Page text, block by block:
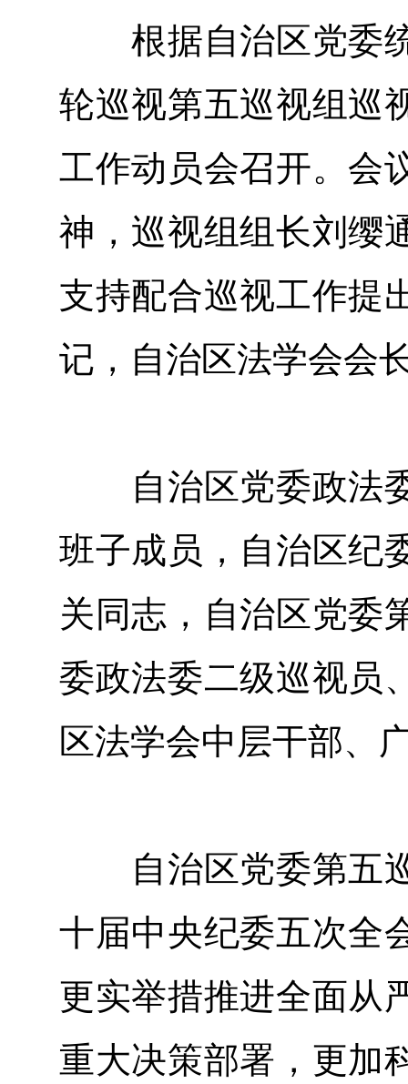
根据自治区党委统
轮巡视第五巡视组巡
工作动员会召开。会
神，巡视组组长刘缨
支持配合巡视工作提
记，自治区法学会会
自治区党委政法委
班子成员，自治区纪
关同志，自治区党委
委政法委二级巡视员
区法学会中层干部、
自治区党委第五巡
十届中央纪委五次全
更实举措推进全面从
重大决策部署，更加